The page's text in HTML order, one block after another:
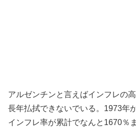
アルゼンチンと言えばインフレの
長年払拭できないでいる。1973年
インフレ率が累計でなんと1670％